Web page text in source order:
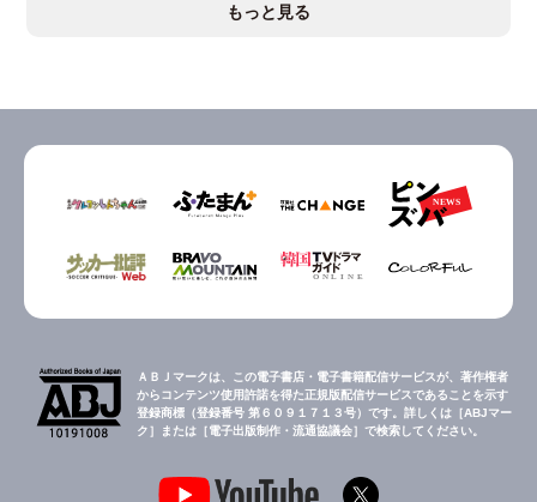
もっと見る
ＡＢＪマークは、この電子書店・電子書籍配信サービスが、著作権者
からコンテンツ使用許諾を得た正規版配信サービスであることを示す
登録商標（登録番号 第６０９１７１３号）です。詳しくは［ABJマー
ク］または［電子出版制作・流通協議会］で検索してください。